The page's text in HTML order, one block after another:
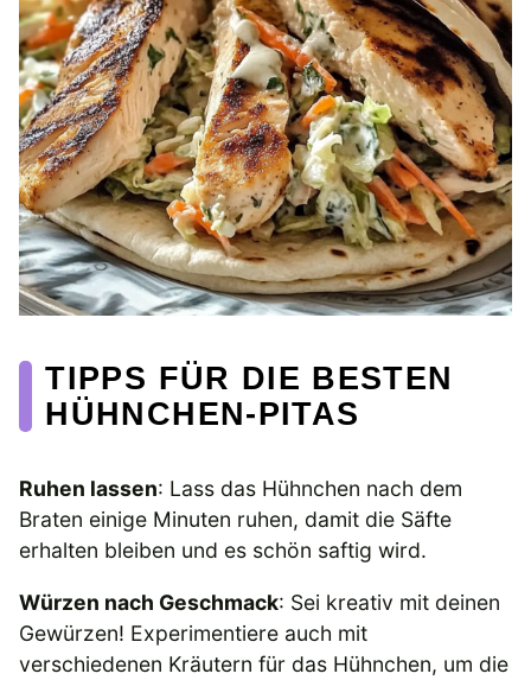
TIPPS FÜR DIE BESTEN
HÜHNCHEN-PITAS
Ruhen lassen: Lass das Hühnchen nach dem
Braten einige Minuten ruhen, damit die Säfte
erhalten bleiben und es schön saftig wird.
Würzen nach Geschmack: Sei kreativ mit deinen
Gewürzen! Experimentiere auch mit
verschiedenen Kräutern für das Hühnchen, um die